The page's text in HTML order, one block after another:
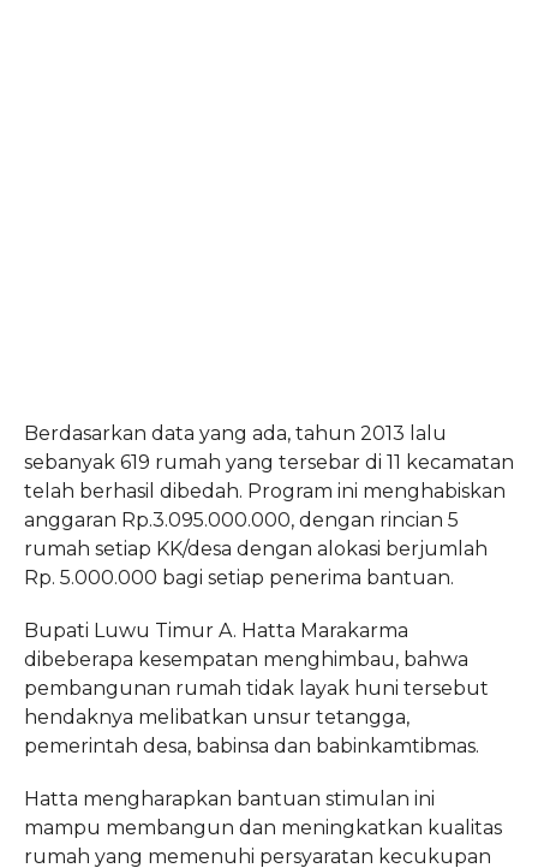
Berdasarkan data yang ada, tahun 2013 lalu
sebanyak 619 rumah yang tersebar di 11 kecamatan
telah berhasil dibedah. Program ini menghabiskan
anggaran Rp.3.095.000.000, dengan rincian 5
rumah setiap KK/desa dengan alokasi berjumlah
Rp. 5.000.000 bagi setiap penerima bantuan.
Bupati Luwu Timur A. Hatta Marakarma
dibeberapa kesempatan menghimbau, bahwa
pembangunan rumah tidak layak huni tersebut
hendaknya melibatkan unsur tetangga,
pemerintah desa, babinsa dan babinkamtibmas.
Hatta mengharapkan bantuan stimulan ini
mampu membangun dan meningkatkan kualitas
rumah yang memenuhi persyaratan kecukupan